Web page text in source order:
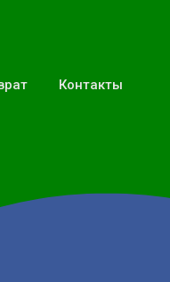
Контакты